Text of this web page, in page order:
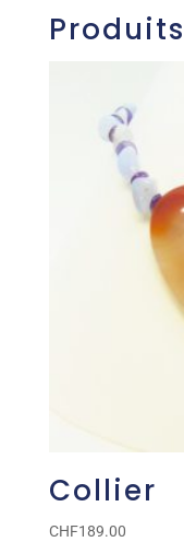
Collier
CHF189.00